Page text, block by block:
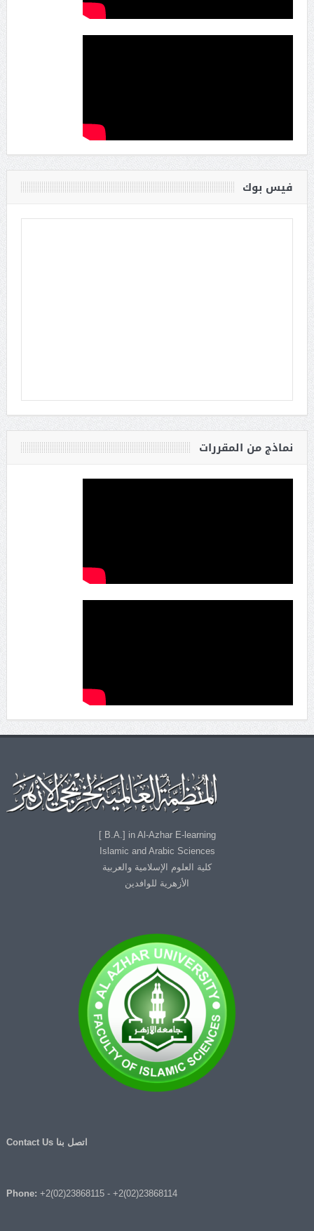
فيس بوك
نماذج من المقررات
B.A.] in Al-Azhar E-learning ]
Islamic and Arabic Sciences
كلية العلوم الإسلامية والعربية
الأزهرية للوافدين
اتصل بنا Contact Us
Phone: +2(02)23868115- +2(02)23868114